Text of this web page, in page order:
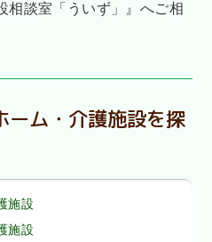
相談室「ういず」』へご相
ーム・介護施設を探
施設
施設